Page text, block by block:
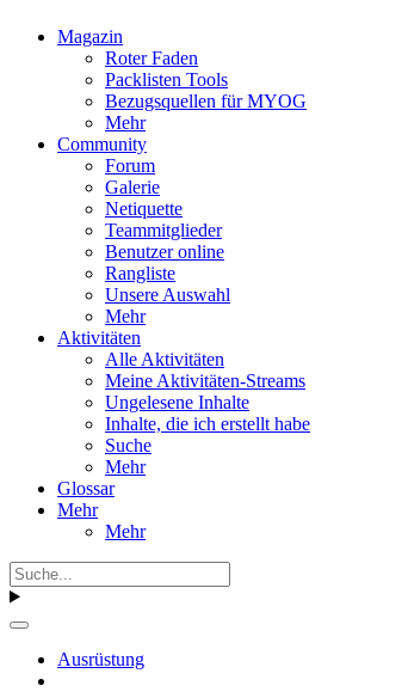
Magazin
Roter Faden
Packlisten Tools
Bezugsquellen für MYOG
Mehr
Community
Forum
Galerie
Netiquette
Teammitglieder
Benutzer online
Rangliste
Unsere Auswahl
Mehr
Aktivitäten
Alle Aktivitäten
Meine Aktivitäten-Streams
Ungelesene Inhalte
Inhalte, die ich erstellt habe
Suche
Mehr
Glossar
Mehr
Mehr
Ausrüstung